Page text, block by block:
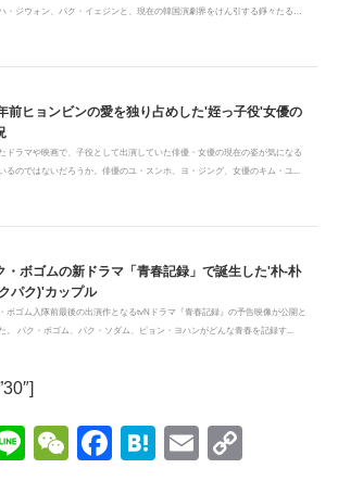
・ジウォン、パク・イェジンと、現在の韓国演劇界をけん引する錚々たるメ
前ヒョンビンの愛を独り占めした'姪っ子役'女優の
ドラマや映画で、子役として出演していた俳優・女優の現在の姿が気になる
るのではないだろうか。俳優のユ・スンホ、ヨ・ジング、女優のキム・ユ...
・ボゴムの新ドラマ「青春記録」で誕生した'朴-朴
パク)'カップル
ボゴム入隊前最後の出演作となるtvNドラマ『青春記録』の予告映像が公開と
。 パク・ボゴム、パク・ソダム、ピョン・ヨハンがどんな青春を記録す...
Li
W
F
H
E